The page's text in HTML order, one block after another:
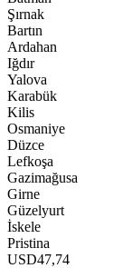
Şırnak
Bartın
Ardahan
Iğdır
Yalova
Karabük
Kilis
Osmaniye
Düzce
Lefkoşa
Gazimağusa
Girne
Güzelyurt
İskele
Pristina
USD47,74